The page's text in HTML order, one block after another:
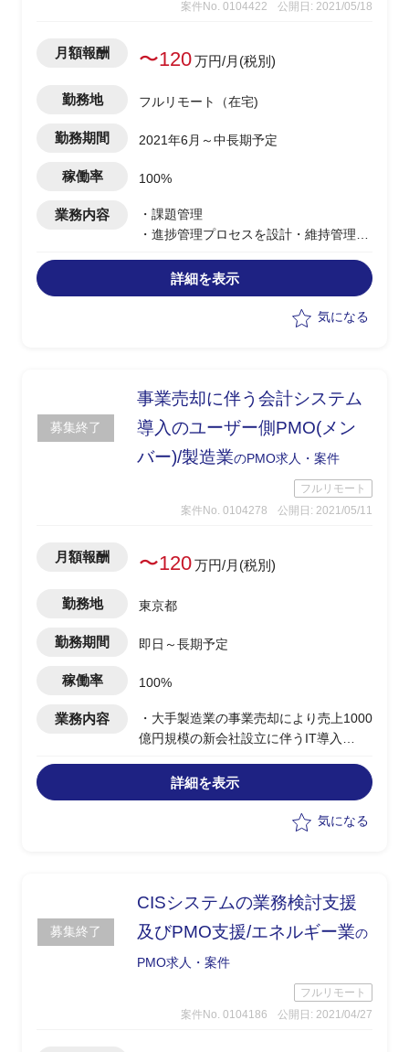
案件No. 0104422 公開日: 2021/05/18
月額報酬 〜120万円/月(税別)
勤務地 フルリモート（在宅)
勤務期間 2021年6月～中長期予定
稼働率 100%
業務内容
・課題管理
・進捗管理プロセスを設計・維持管理
・チーム間の調整タスク
詳細を表示
気になる
募集終了
事業売却に伴う会計システム
導入のユーザー側PMO(メン
バー)/製造業のPMO求人・案件
フルリモート
案件No. 0104278
公開日: 2021/05/11
月額報酬 〜120万円/月(税別)
勤務地 東京都
勤務期間 即日～長期予定
稼働率 100%
業務内容
・大手製造業の事業売却により売上1000
億円規模の新会社設立に伴うIT導入
ジア圏に展開）
・JPローカル中心の会計システム導入の
・ベンダ選定
・ベンダ交渉及びマネジメント
※余力があれば、海外基幹システム導入
についても作業が入ってくる可能性あり
詳細を表示
気になる
募集終了
CISシステムの業務検討支援
及びPMO支援/エネルギー業の
PMO求人・案件
フルリモート
案件No. 0104186
公開日: 2021/04/27